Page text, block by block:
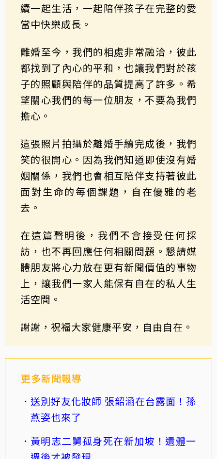
續一起生活，一起陪伴孩子在完整的愛
當中快樂成長。
離婚至今，我們的相處非常融洽，彼此
都找到了內心的平和，也讓我們對於孩
子的照顧與陪伴的品質提高了許多。希
望關心我們的每一位朋友，不要為我們
擔心。
這張照片拍攝於離婚手續完成後，我們
笑的很開心。因為我們知道即使沒有婚
姻關係，我們也會相互陪伴支持著彼此
面對生命的每個課題，自在優雅的老
去。
在這篇聲明後，我們不會接受任何採
訪，也不再回應任何相關問題。懇請媒
體朋友將心力放在更有新聞價值的事物
上，讓我們一家人能保有自在的私人生
活空間。
謝謝，祝福大家健康平安，自由自在。
更多新聞報導
送別好友化妝師 張韶涵在台露面！孫
燕姿也來了
黃明志二舅孤身死在新加坡！遺體一